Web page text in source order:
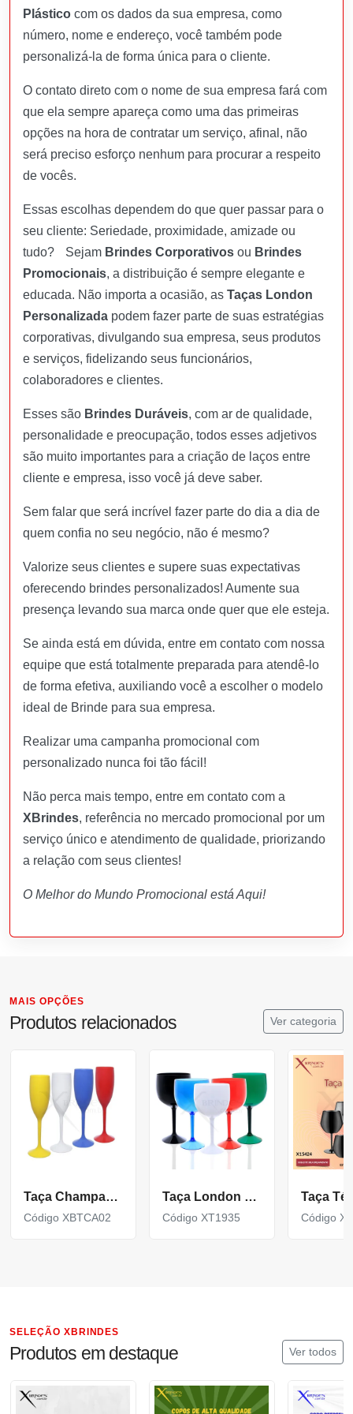
Plástico com os dados da sua empresa, como
número, nome e endereço, você também pode
personalizá-la de forma única para o cliente.
O contato direto com o nome de sua empresa fará com
que ela sempre apareça como uma das primeiras
opções na hora de contratar um serviço, afinal, não
será preciso esforço nenhum para procurar a respeito
de vocês.
Essas escolhas dependem do que quer passar para o
seu cliente: Seriedade, proximidade, amizade ou
tudo? Sejam Brindes Corporativos ou Brindes
Promocionais, a distribuição é sempre elegante e
educada. Não importa a ocasião, as Taças London
Personalizada podem fazer parte de suas estratégias
corporativas, divulgando sua empresa, seus produtos
e serviços, fidelizando seus funcionários,
colaboradores e clientes.
Esses são Brindes Duráveis, com ar de qualidade,
personalidade e preocupação, todos esses adjetivos
são muito importantes para a criação de laços entre
cliente e empresa, isso você já deve saber.
Sem falar que será incrível fazer parte do dia a dia de
quem confia no seu negócio, não é mesmo?
Valorize seus clientes e supere suas expectativas
oferecendo brindes personalizados! Aumente sua
presença levando sua marca onde quer que ele esteja.
Se ainda está em dúvida, entre em contato com nossa
equipe que está totalmente preparada para atendê-lo
de forma efetiva, auxiliando você a escolher o modelo
ideal de Brinde para sua empresa.
Realizar uma campanha promocional com
personalizado nunca foi tão fácil!
Não perca mais tempo, entre em contato com a
XBrindes, referência no mercado promocional por um
serviço único e atendimento de qualidade, priorizando
a relação com seus clientes!
O Melhor do Mundo Promocional está Aqui!
MAIS OPÇÕES
Produtos relacionados Ver categoria
Taça Champagne 150Ml
Código XBTCA02
Taça London De Polietileno 570 Ml
Código XT1935 Código
SELEÇÃO XBRINDES
Produtos em destaque Ver todos